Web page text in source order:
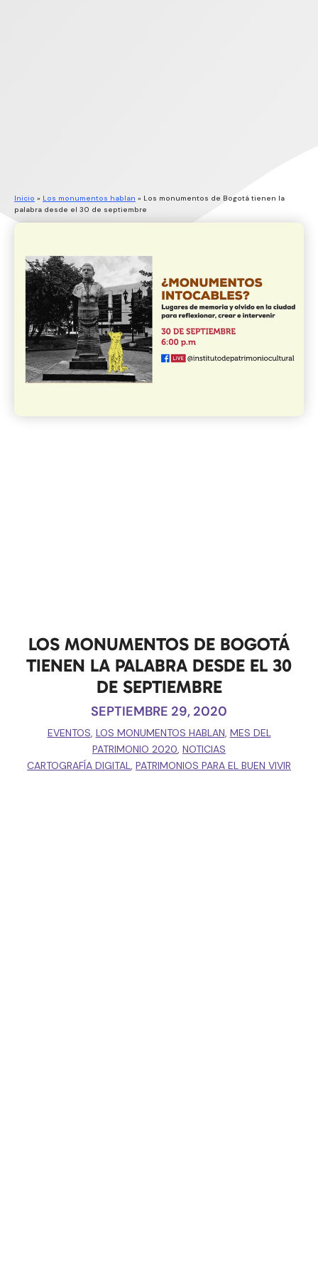
Inicio » Los monumentos hablan » Los monumentos de Bogotá tienen la
palabra desde el 30 de septiembre
LOS MONUMENTOS DE BOGOTÁ
TIENEN LA PALABRA DESDE EL 30
DE SEPTIEMBRE
SEPTIEMBRE 29, 2020
EVENTOS, LOS MONUMENTOS HABLAN, MES DEL
PATRIMONIO 2020, NOTICIAS
CARTOGRAFÍA DIGITAL, PATRIMONIOS PARA EL BUEN VIVIR